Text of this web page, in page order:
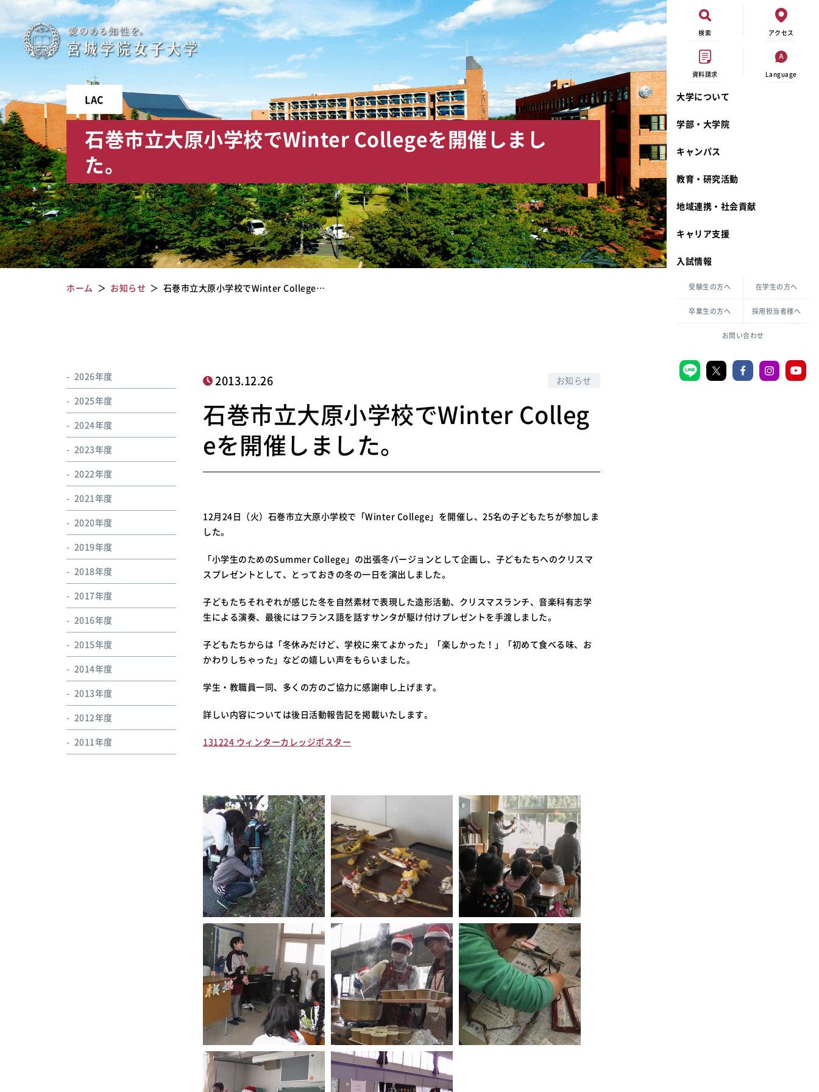
検索 アクセス
資料請求 Language
大学について
宮城学院 校歌
礼拝堂
カリキュラム・ポリシー
倫理憲章
ハラスメントの防止
共生のための多様性宣言
学部・大学院
生活文化デザイン学科
一般教育課程
キャンパス
奨学金
大学祭
キャンパスメンバーズ
教職センター
学芸員課程
図書館司書課程
教育・研究活動動物実験に関する情報公開
キリスト教文化研究所
生活環境科学研究所
地域連携・社会貢献
カリキュラム・入室方法
キャリア支援
入試情報
受験生の方へ 在学生の方へ
卒業生の方へ 採用担当者様へ
お問い合わせ
宮
城
学
院
女
子
大
学
LAC
石巻市立大原小学校でWinter Collegeを開催しまし
た。
ホーム お知らせ 石巻市立大原小学校でWinter College…
2013.12.26 お知らせ
石巻市立大原小学校でWinter Colleg
eを開催しました。
12月24日（火）石巻市立大原小学校で「Winter College」を開催し、25名の子どもたちが参加しま
した。
「小学生のためのSummer College」の出張冬バージョンとして企画し、子どもたちへのクリスマ
スプレゼントとして、とっておきの冬の一日を演出しました。
子どもたちそれぞれが感じた冬を自然素材で表現した造形活動、クリスマスランチ、音楽科有志学
生による演奏、最後にはフランス語を話すサンタが駆け付けプレゼントを手渡しました。
子どもたちからは「冬休みだけど、学校に来てよかった」「楽しかった！」「初めて食べる味、お
かわりしちゃった」などの嬉しい声をもらいました。
学生・教職員一同、多くの方のご協力に感謝申し上げます。
詳しい内容については後日活動報告記を掲載いたします。
131224 ウィンターカレッジポスター
2026年度
2025年度
2024年度
2023年度
2022年度
2021年度
2020年度
2019年度
2018年度
2017年度
2016年度
2015年度
2014年度
2013年度
2012年度
2011年度